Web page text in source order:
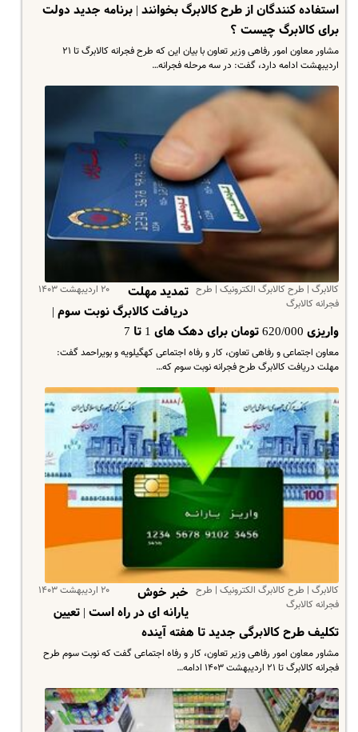
استفاده کنندگان از طرح کالابرگ بخوانند | برنامه جدید دولت
برای کالابرگ چیست ؟
مشاور معاون امور رفاهی وزیر تعاون با بیان این که طرح فجرانه کالابرگ تا ۲۱
اردیبهشت ادامه دارد، گفت: در سه مرحله فجرانه…
کالابرگ | طرح کالابرگ الکترونیک | طرح
فجرانه کالابرگ
۲۰ اردیبهشت ۱۴۰۳
تمدید مهلت
دریافت کالابرگ نوبت سوم |
واریزی 620/000 تومان برای دهک های 1 تا 7
معاون اجتماعی و رفاهی تعاون، کار و رفاه اجتماعی کهگیلویه و بویراحمد گفت:
مهلت دریافت کالابرگ طرح فجرانه نوبت سوم که…
کالابرگ | طرح کالابرگ الکترونیک | طرح
فجرانه کالابرگ
۲۰ اردیبهشت ۱۴۰۳
خبر خوش
یارانه ای در راه است | تعیین
تکلیف طرح کالابرگی جدید تا هفته آینده
مشاور معاون امور رفاهی وزیر تعاون، کار و رفاه اجتماعی گفت که نوبت سوم طرح
فجرانه کالابرگ تا ۲۱ اردیبهشت ۱۴۰۳ ادامه…